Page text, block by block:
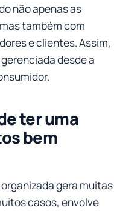
não apenas as
também com
e clientes. Assim,
desde a
ter uma
bem
gera muitas
casos, envolve